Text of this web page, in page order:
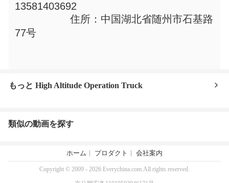
13581403692
77号
もっと High Altitude Operation Truck
類似の動画を探す
ホーム プロダクト 会社案内
Copyright © 2009 - 2026 Everychina.com.All rights reserved.